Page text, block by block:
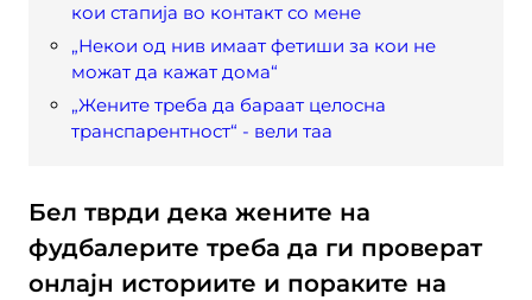
кои стапија во контакт со мене
„Некои од нив имаат фетиши за кои не
можат да кажат дома“
„Жените треба да бараат целосна
транспарентност“ - вели таа
Бел тврди дека жените на
фудбалерите треба да ги проверат
онлајн историите и пораките на